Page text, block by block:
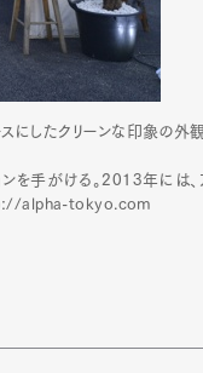
にしたクリーンな印象の外観
手がける。2013年には、
alpha-tokyo.com